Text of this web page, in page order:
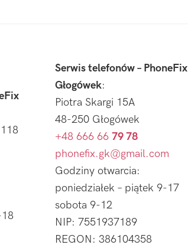
Serwis telefonów – PhoneFix
Głogówek:
Piotra Skargi 15A
48-250 Głogówek
+48 666 66 79 78
phonefix.gk@gmail.com
Godziny otwarcia:
poniedziałek – piątek 9-17
sobota 9-12
NIP: 7551937189
REGON: 386104358